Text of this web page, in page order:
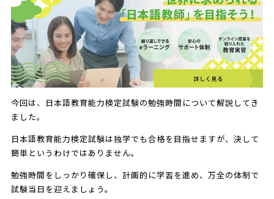
今回は、日本語教育能力検定試験の勉強時間について解説してき
ました。
日本語教育能力検定試験は独学でも合格を目指せますが、決して
簡単というわけではありません。
勉強時間をしっかり確保し、計画的に学習を進め、万全の体制で
試験当日を迎えましょう。